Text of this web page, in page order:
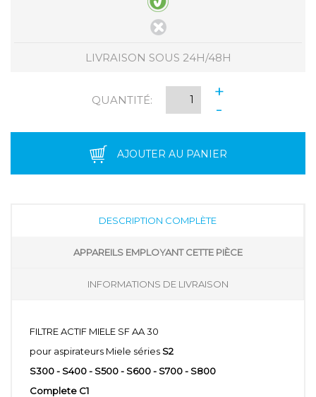
LIVRAISON SOUS 24H/48H
QUANTITÉ:
+
-
AJOUTER AU PANIER
DESCRIPTION COMPLÈTE
APPAREILS EMPLOYANT CETTE PIÈCE
INFORMATIONS DE LIVRAISON
FILTRE ACTIF MIELE SF AA 30
pour aspirateurs Miele séries S2
S300 - S400 - S500 - S600 - S700 - S800
Complete C1